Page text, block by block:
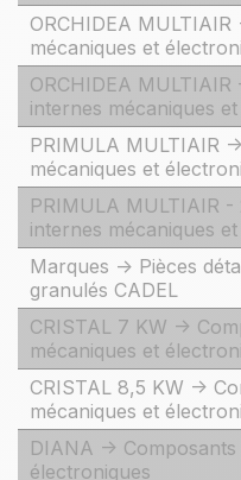
ORCHIDEA
mécaniques et
ORCHIDEA
internes mécaniques
PRIMULA MULTIAIR -
mécaniques et
PRIMULA MULTIAIR
internes mécaniques
Marques -> Pièces
granulés CADEL
CRISTAL 7 KW ->
mécaniques et
CRISTAL 8,5 KW ->
mécaniques et
DIANA ->
électroniques